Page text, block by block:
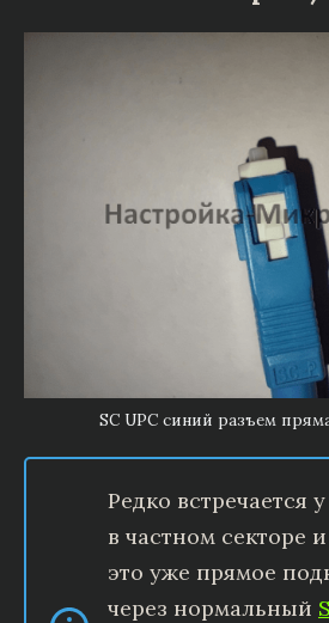
SC UPC синий разъем
Редко встречается
в частном секторе
это уже прямое
через нормальный